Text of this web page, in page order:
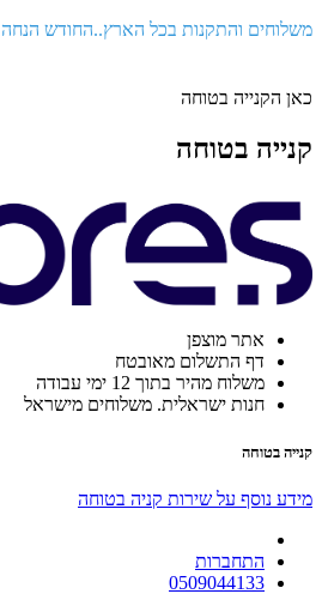
משלוחים והתקנות בכל הארץ..החודש הנחה 10% על כלל המוצרים
כאן הקנייה בטוחה
קנייה בטוחה
אתר מוצפן
דף התשלום מאובטח
משלוח מהיר בתוך 12 ימי עבודה
חנות ישראלית. משלוחים מישראל
קנייה בטוחה
מידע נוסף על שירות קניה בטוחה
התחברות
0509044133